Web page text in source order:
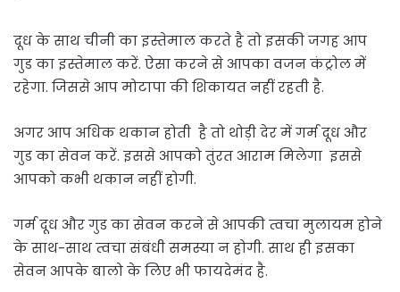
दूध के साथ चीनी का इस्तेमाल करते है तो इसकी जगह आप
गुड का इस्तेमाल करें. ऐसा करने से आपका वजन कंट्रोल में
रहेगा. जिससे आप मोटापा की शिकायत नहीं रहती है.
अगर आप अधिक थकान होती है तो थोड़ी देर में गर्म दूध और
गुड का सेवन करें. इससे आपको तुंरत आराम मिलेगा इससे
आपको कभी थकान नहीं होगी.
गर्म दूध और गुड का सेवन करने से आपकी त्वचा मुलायम होने
के साथ-साथ त्वचा संबंधी समस्या न होगी. साथ ही इसका
सेवन आपके बालो के लिए भी फायदेमंद है.